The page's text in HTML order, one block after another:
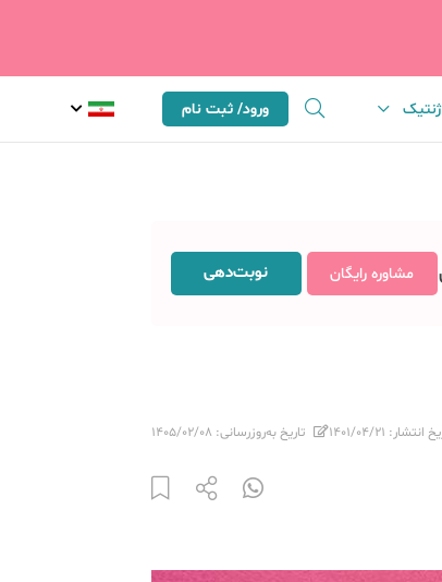
ژنتیک ورود/ ثبت نام
مشاوره رایگان نوبت‌دهی
انتشار: ۱۴۰۱/۰۴/۲۱ تاریخ به‌روزرسانی: ۱۴۰۵/۰۲/۰۸